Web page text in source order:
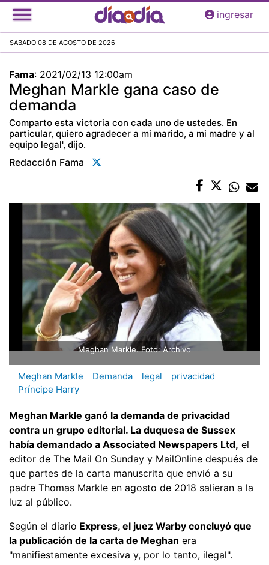
Pasar
al
principal
ingresar
SABADO 08 DE AGOSTO DE 2026
Fama: 2021/02/13 12:00am
Meghan Markle gana caso de
demanda
Comparto esta victoria con cada uno de ustedes. En
particular, quiero agradecer a mi marido, a mi madre y al
equipo legal', dijo.
Redacción Fama
Meghan Markle. Foto: Archivo
Meghan Markle Demanda legal
privacidad
Príncipe Harry
Meghan Markle ganó la demanda de privacidad
contra un grupo editorial. La duquesa de Sussex
había demandado a Associated Newspapers Ltd, el
editor de The Mail On Sunday y MailOnline después de
que partes de la carta manuscrita que envió a su
padre Thomas Markle en agosto de 2018 salieran a la
luz al público.
Según el diario Express, el juez Warby concluyó que
la publicación de la carta de Meghan era
"manifiestamente excesiva y, por lo tanto, ilegal".